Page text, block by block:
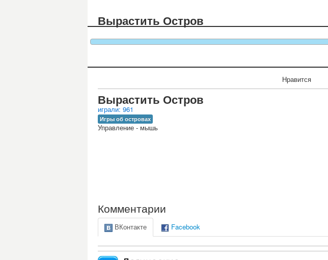
Вырастить Остров
Нравится
Вырастить Остров
играли: 961
Игры об островах
Управление - мышь
Комментарии
ВКонтакте Facebook